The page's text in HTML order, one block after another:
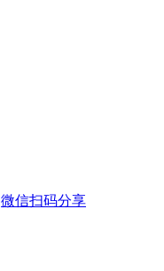
微信扫码分享